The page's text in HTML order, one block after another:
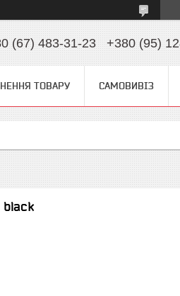
(67) 483-31-23 +380 (95)
ТОВАРУ САМОВИВІЗ
black